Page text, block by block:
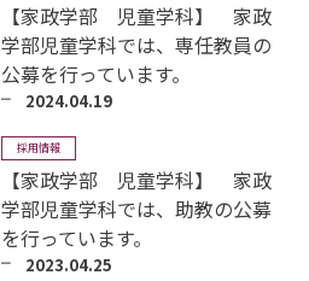
【家政学部 児童学科】 家政
学部児童学科では、専任教員の
公募を行っています。
2024.04.19
採用情報
【家政学部 児童学科】 家政
学部児童学科では、助教の公募
を行っています。
2023.04.25